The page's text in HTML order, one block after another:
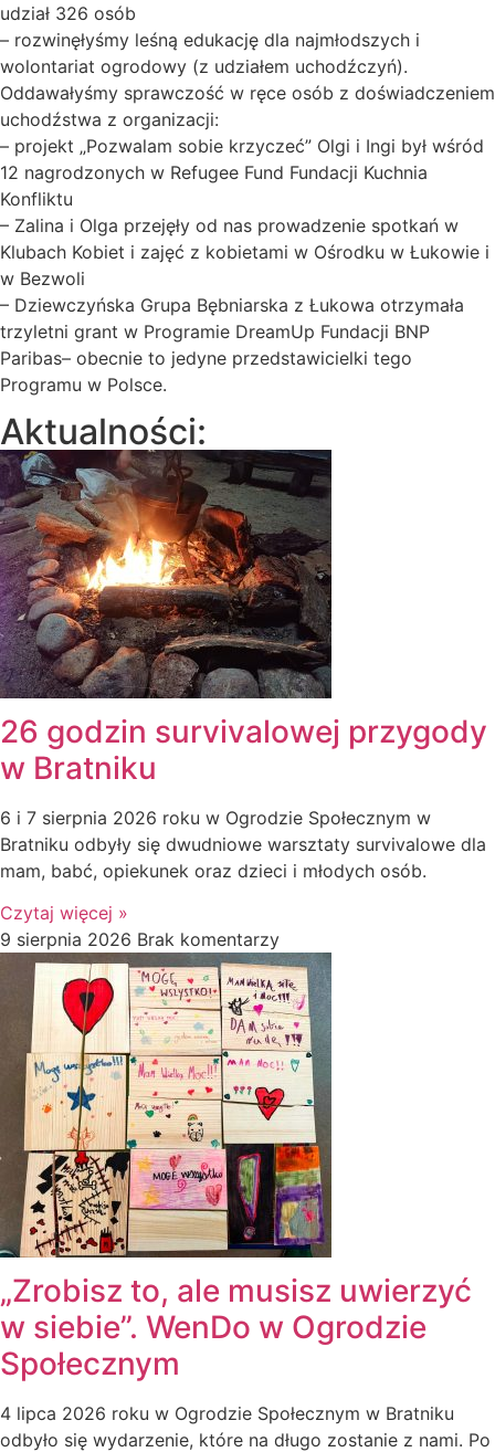
udział 326 osób
– rozwinęłyśmy leśną edukację dla najmłodszych i
wolontariat ogrodowy (z udziałem uchodźczyń).
Oddawałyśmy sprawczość w ręce osób z doświadczeniem
uchodźstwa z organizacji:
– projekt „Pozwalam sobie krzyczeć” Olgi i Ingi był wśród
12 nagrodzonych w Refugee Fund Fundacji Kuchnia
Konfliktu
– Zalina i Olga przejęły od nas prowadzenie spotkań w
Klubach Kobiet i zajęć z kobietami w Ośrodku w Łukowie i
w Bezwoli
– Dziewczyńska Grupa Bębniarska z Łukowa otrzymała
trzyletni grant w Programie DreamUp Fundacji BNP
Paribas– obecnie to jedyne przedstawicielki tego
Programu w Polsce.
Aktualności:
26 godzin survivalowej przygody
w Bratniku
6 i 7 sierpnia 2026 roku w Ogrodzie Społecznym w
Bratniku odbyły się dwudniowe warsztaty survivalowe dla
mam, babć, opiekunek oraz dzieci i młodych osób.
Czytaj więcej »
9 sierpnia 2026 Brak komentarzy
„Zrobisz to, ale musisz uwierzyć
w siebie”. WenDo w Ogrodzie
Społecznym
4 lipca 2026 roku w Ogrodzie Społecznym w Bratniku
odbyło się wydarzenie, które na długo zostanie z nami. Po